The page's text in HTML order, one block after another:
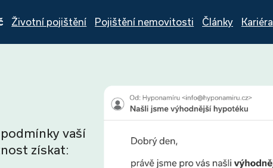
Životní pojištění Pojištění nemovitosti Články Kariéra
vaší
získat: